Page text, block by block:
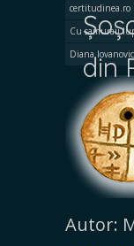
din
certitudinea.ro
Cu samuraii
Diana
Autor: